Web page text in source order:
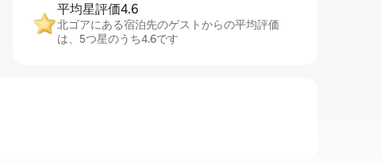
平均星評価4.6
北ゴアにある宿泊先のゲストからの平均評価
は、5つ星のうち4.6です